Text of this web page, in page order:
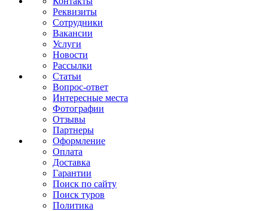
Реквизиты
Сотрудники
Вакансии
Услуги
Новости
Рассылки
Статьи
Вопрос-ответ
Интересные места
Фотографии
Отзывы
Партнеры
Оформление
Оплата
Доставка
Гарантии
Поиск по сайту
Поиск туров
Политика